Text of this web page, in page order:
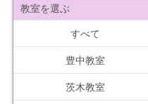
教室を選ぶ
すべて
豊中教室
茨木教室